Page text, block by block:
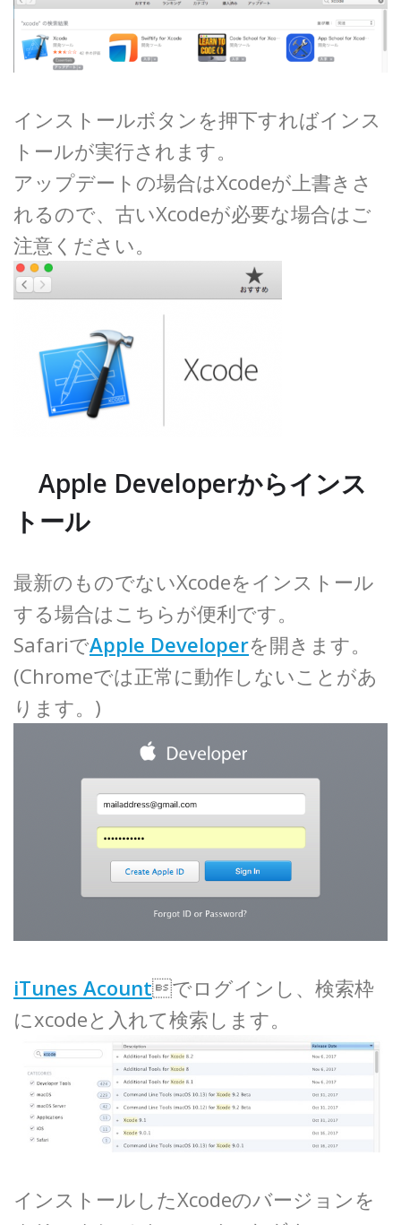
インストールボタンを押下すればインス
トールが実行されます。
アップデートの場合はXcodeが上書きさ
れるので、古いXcodeが必要な場合はご
注意ください。
Apple Developerからインス
トール
最新のものでないXcodeをインストール
する場合はこちらが便利です。
SafariでApple Developerを開きます。
(Chromeでは正常に動作しないことがあ
ります。)
iTunes Acountでログインし、検索枠
にxcodeと入れて検索します。
インストールしたXcodeのバージョンを